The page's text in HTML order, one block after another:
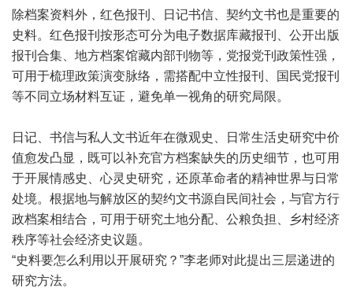
除档案资料外，红色报刊、日记书信、契约文书也是重要的
史料。红色报刊按形态可分为电子数据库藏报刊、公开出版
报刊合集、地方档案馆藏内部刊物等，党报党刊政策性强，
可用于梳理政策演变脉络，需搭配中立性报刊、国民党报刊
等不同立场材料互证，避免单一视角的研究局限。
日记、书信与私人文书近年在微观史、日常生活史研究中价
值愈发凸显，既可以补充官方档案缺失的历史细节，也可用
于开展情感史、心灵史研究，还原革命者的精神世界与日常
处境。根据地与解放区的契约文书源自民间社会，与官方行
政档案相结合，可用于研究土地分配、公粮负担、乡村经济
秩序等社会经济史议题。
“史料要怎么利用以开展研究？”李老师对此提出三层递进的
研究方法。